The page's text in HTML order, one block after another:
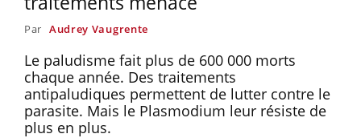
Par Audrey Vaugrente
Le paludisme fait plus de 600 000 morts
chaque année. Des traitements
antipaludiques permettent de lutter contre le
parasite. Mais le Plasmodium leur résiste de
plus en plus.